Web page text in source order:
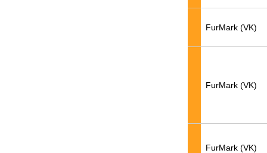
FurMark (VK)
FurMark (VK)
FurMark (VK)